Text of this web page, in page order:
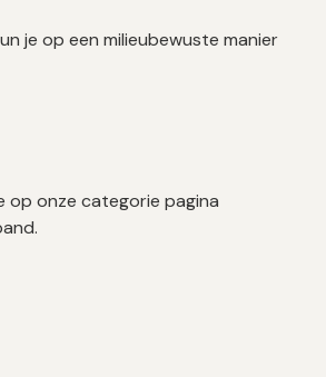
je op een milieubewuste manier
op onze categorie pagina